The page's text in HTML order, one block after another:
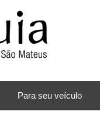
Para seu veículo